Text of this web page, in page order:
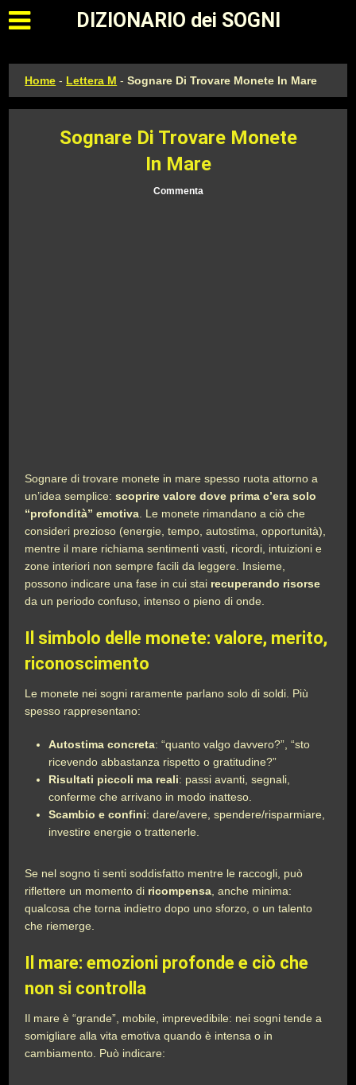
Apri il menu principale
DIZIONARIO dei SOGNI
Home - Lettera M -Sognare Di Trovare Monete In Mare
Sognare Di Trovare Monete
In Mare
Commenta
Sognare di trovare monete in mare spesso ruota attorno a
un’idea semplice:scoprire valore dove prima c’era solo
“profondità” emotiva . Le monete rimandano a ciò che
consideri prezioso (energie, tempo, autostima, opportunità),
mentre il mare richiama sentimenti vasti, ricordi, intuizioni e
zone interiori non sempre facili da leggere. Insieme,
possono indicare una fase in cui stai recuperando risorse
da un periodo confuso, intenso o pieno di onde.
Il simbolo delle monete: valore, merito,
riconoscimento
Le monete nei sogni raramente parlano solo di soldi. Più
spesso rappresentano:
Autostima concreta: “quanto valgo davvero?”, “sto
ricevendo abbastanza rispetto o gratitudine?”
Risultati piccoli ma reali: passi avanti, segnali,
conferme che arrivano in modo inatteso.
Scambio e confini: dare/avere, spendere/risparmiare,
investire energie o trattenerle.
Se nel sogno ti senti soddisfatto mentre le raccogli, può
riflettere un momento di ricompensa , anche minima:
qualcosa che torna indietro dopo uno sforzo, o un talento
che riemerge.
Il mare: emozioni profonde e ciò che
non si controlla
Il mare è “grande”, mobile, imprevedibile: nei sogni tende a
somigliare alla vita emotiva quando è intensa o in
cambiamento. Può indicare: